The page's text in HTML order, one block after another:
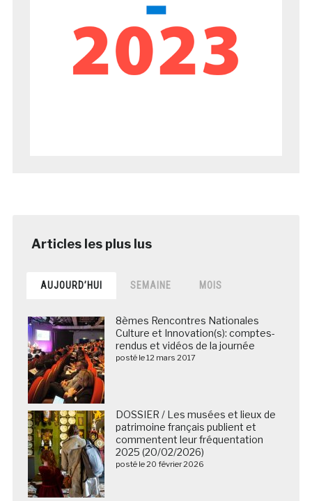
AUJOURD’HUI SEMAINE MOIS
8èmes Rencontres Nationales
Culture et Innovation(s): comptes-
rendus et vidéos de la journée
posté le 12 mars 2017
DOSSIER / Les musées et lieux de
patrimoine français publient et
commentent leur fréquentation
2025 (20/02/2026)
posté le 20 février 2026